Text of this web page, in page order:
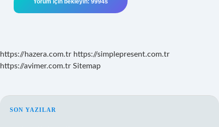
https://hazera.com.tr https://simplepresent.com.tr
https://avimer.com.tr Sitemap
SIDEBAR
SON YAZILAR